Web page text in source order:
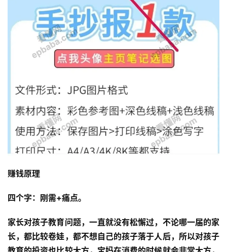
赚钱原理
四个字：刚需+痛点。
家长对孩子教育问题，一直就没有松懈过，不论哪一届的家
长，都比较卷娃，都不想自己的孩子落于人后，所以对孩子